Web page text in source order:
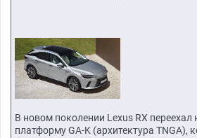
В новом поколении Lexus RX
платформу GA-K (архитектура TNGA),